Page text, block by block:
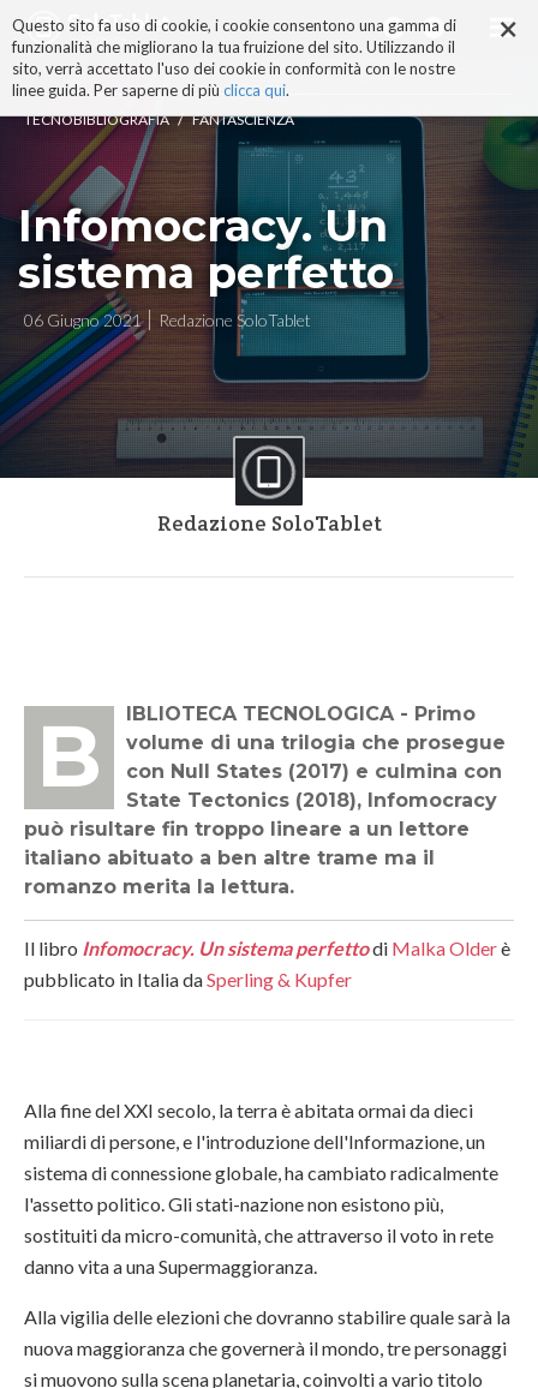
×
Questo sito fa uso di cookie, i cookie consentono una gamma di
funzionalità che migliorano la tua fruizione del sito. Utilizzando il
sito, verrà accettato l'uso dei cookie in conformità con le nostre
linee guida. Per saperne di più clicca qui.
ai
contenuti.
|
alla
navigazione
TECNOBIBLIOGRAFIA / FANTASCIENZA
Infomocracy. Un
sistema perfetto
06 Giugno 2021 Redazione SoloTablet
Redazione SoloTablet
BIBLIOTECA TECNOLOGICA - Primo
volume di una trilogia che prosegue
con Null States (2017) e culmina con
State Tectonics (2018), Infomocracy
può risultare fin troppo lineare a un lettore
italiano abituato a ben altre trame ma il
romanzo merita la lettura.
Il libro Infomocracy. Un sistema perfettodi Malka Olderè
pubblicato in Italia daSperling & Kupfer
Alla fine del XXI secolo, la terra è abitata ormai da dieci
miliardi di persone, e l'introduzione dell'Informazione, un
sistema di connessione globale, ha cambiato radicalmente
l'assetto politico. Gli stati-nazione non esistono più,
sostituiti da micro-comunità, che attraverso il voto in rete
danno vita a una Supermaggioranza.
Alla vigilia delle elezioni che dovranno stabilire quale sarà la
nuova maggioranza che governerà il mondo, tre personaggi
si muovono sulla scena planetaria, coinvolti a vario titolo